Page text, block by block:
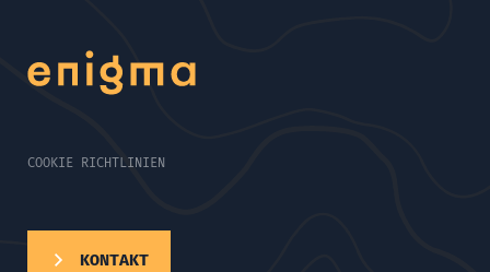
COOKIE RICHTLINIEN
KONTAKT